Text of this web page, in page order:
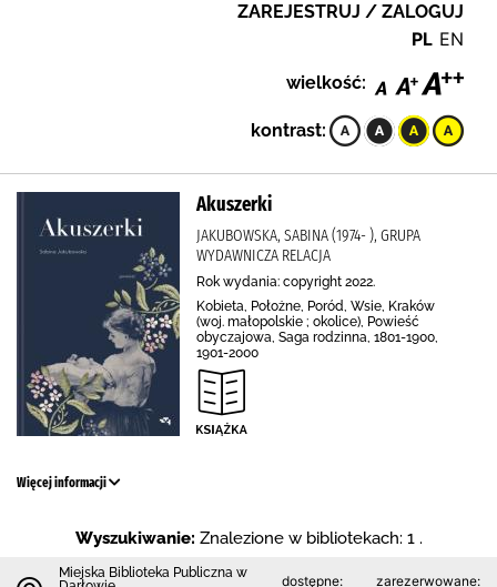
ZAREJESTRUJ / ZALOGUJ
PL EN
wielkość:
kontrast:
Akuszerki
JAKUBOWSKA, SABINA (1974- ), GRUPA
WYDAWNICZA RELACJA
Rok wydania: copyright 2022.
Kobieta, Położne, Poród, Wsie, Kraków
(woj. małopolskie ; okolice), Powieść
obyczajowa, Saga rodzinna, 1801-1900,
1901-2000
Więcej informacji
Wyszukiwanie: Znalezione w bibliotekach: 1 .
Miejska Biblioteka Publiczna w
dostępne: zarezerwowane: